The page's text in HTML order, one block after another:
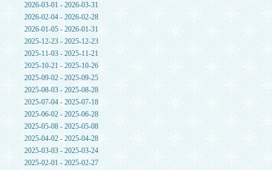
2026-03-01 - 2026-03-31
2026-02-04 - 2026-02-28
2026-01-05 - 2026-01-31
2025-12-23 - 2025-12-23
2025-11-03 - 2025-11-21
2025-10-21 - 2025-10-26
2025-09-02 - 2025-09-25
2025-08-03 - 2025-08-28
2025-07-04 - 2025-07-18
2025-06-02 - 2025-06-28
2025-05-08 - 2025-05-08
2025-04-02 - 2025-04-28
2025-03-03 - 2025-03-24
2025-02-01 - 2025-02-27